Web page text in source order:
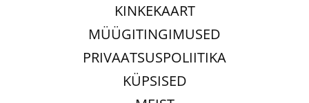
KINKEKAART
MÜÜGITINGIMUSED
PRIVAATSUSPOLIITIKA
KÜPSISED